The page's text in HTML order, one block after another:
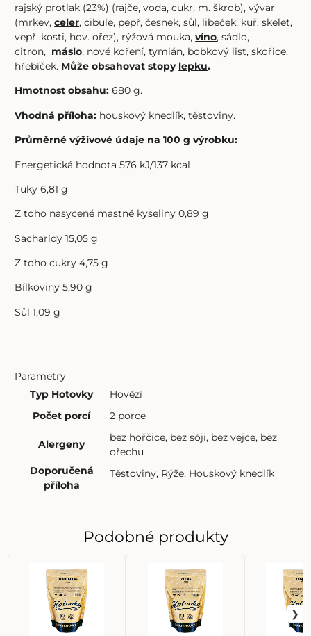
rajský protlak (23%) (rajče, voda, cukr, m. škrob), vývar
(mrkev,celer, cibule, pepř, česnek, sůl, libeček, kuř. skelet,
vepř. kosti, hov. ořez), rýžová mouka,víno, sádlo,
citron, máslo, nové koření, tymián, bobkový list, skořice,
hřebíček. Může obsahovat stopy lepku.
Hmotnost obsahu: 680 g.
Vhodná příloha: houskový knedlík, těstoviny.
Průměrné výživové údaje na 100 g výrobku:
Energetická hodnota 576 kJ/137 kcal
Tuky 6,81 g
Z toho nasycené mastné kyseliny 0,89 g
Sacharidy 15,05 g
Z toho cukry 4,75 g
Bílkoviny 5,90 g
Sůl 1,09 g
Parametry
Typ Hotovky
Hovězí
Počet porcí
2 porce
Alergeny
bez hořčice, bez sóji, bez vejce, bez
ořechu
Doporučená
příloha
Těstoviny, Rýže, Houskový knedlík
Podobné produkty